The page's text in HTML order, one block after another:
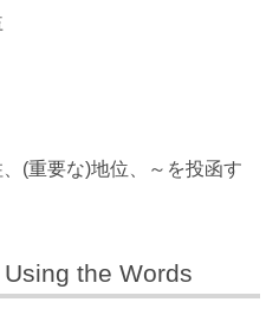
(重要な)地位、～を投函す
the Words